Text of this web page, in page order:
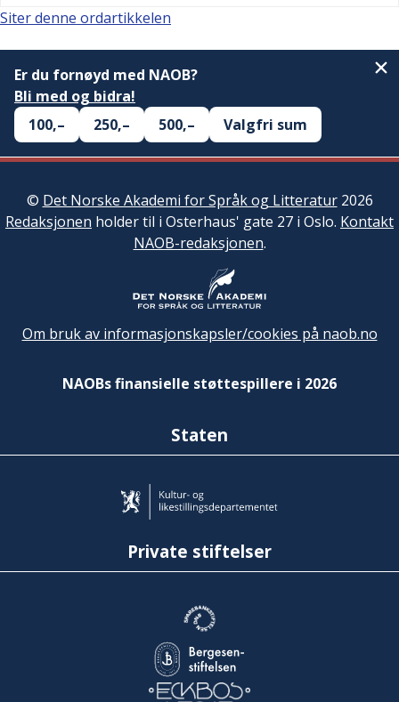
Siter denne ordartikkelen
Er du fornøyd med NAOB?
Bli med og bidra!
100,–
250,– 500,– Valgfri sum
© Det Norske Akademi for Språk og Litteratur2026
Redaksjonen holder til i Osterhaus' gate 27 i Oslo. Kontakt
NAOB-redaksjonen.
Om bruk av informasjonskapsler/cookies på naob.no
NAOBs finansielle støttespillere i 2026
Staten
Private stiftelser